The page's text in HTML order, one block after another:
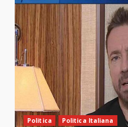
Politica Politica Italiana